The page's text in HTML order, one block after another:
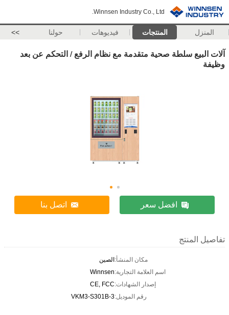
Winnsen Industry Co., Ltd.
المنزل المنتجات فيديوهات حولنا >>
آلات البيع سلطة صحية متقدمة مع نظام الرفع / التحكم عن بعد
وظيفة
افضل سعر اتصل بنا
تفاصيل المنتج
مكان المنشأ:الصين
اسم العلامة التجارية:Winnsen
إصدار الشهادات:CE, FCC
رقم الموديل:VKM3-S301B-3